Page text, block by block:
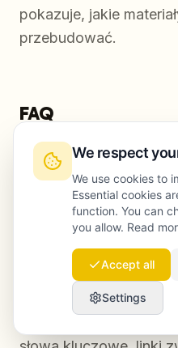
pokazuje, jakie
przebudować.
FAQ
Jaka jest
SEO (Search Engine
się na zdobywaniu
wyszukiwarkach,
We respect
We use cookies to
Essential cookies
function. You can
you allow. Read
Accept all
Settings